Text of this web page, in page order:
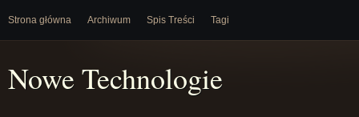
Strona główna Archiwum Spis Treści Tagi
Nowe Technologie